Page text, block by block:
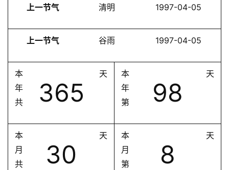
上一节气 清明 1997-04-05
上一节气 谷雨 1997-04-05
本
年
共
365
天
本
年
第
98
天
本
月
共
30
天
本
月
第
8
天